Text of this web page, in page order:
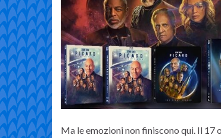
Ma le emozioni non finiscono qui. Il 17